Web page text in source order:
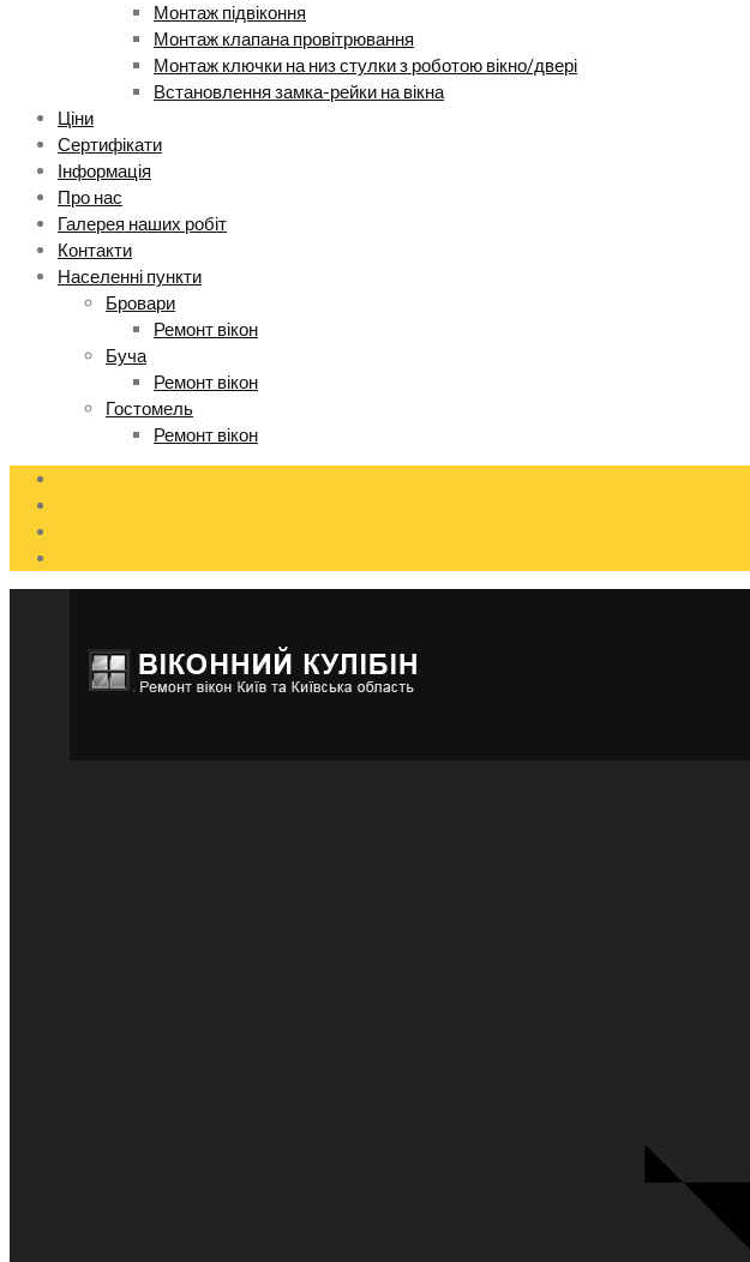
Монтаж підвіконня
Монтаж клапана провітрювання
Монтаж ключки на низ стулки з роботою вікно/двері
Встановлення замка-рейки на вікна
Ціни
Сертифікати
Інформація
Про нас
Галерея наших робіт
Контакти
Населенні пункти
Бровари
Ремонт вікон
Буча
Ремонт вікон
Гостомель
Ремонт вікон